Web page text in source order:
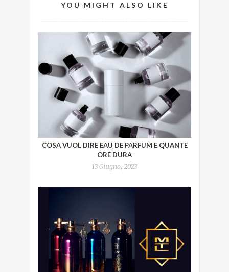
YOU MIGHT ALSO LIKE
COSA VUOL DIRE EAU DE PARFUM E QUANTE
ORE DURA
13 Giugno, 2023